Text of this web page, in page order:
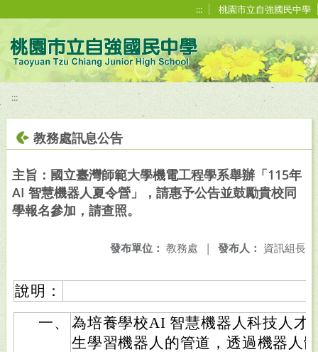
::: 桃園市立自強國民中學
:::
教務處訊息公告
主旨：國立臺灣師範大學機電工程學系舉辦「115年
AI 智慧機器人夏令營」，請惠予公告並鼓勵貴校同
學報名參加，請查照。
發布人： 資訊組長
發布單位： 教務處 |
說明：
一、
為培養學校AI 智慧機器人科技人才
生學習機器人的管道，透過機器人